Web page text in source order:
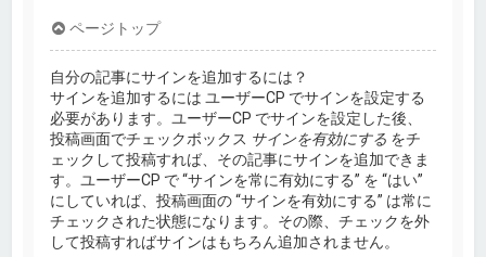
ページトップ
自分の記事にサインを追加するには？
サインを追加するには ユーザーCP でサインを設定する
必要があります。ユーザーCP でサインを設定した後、
投稿画面でチェックボックス サインを有効にする をチ
ェックして投稿すれば、その記事にサインを追加できま
す。ユーザーCP で “サインを常に有効にする” を “はい”
にしていれば、投稿画面の “サインを有効にする” は常に
チェックされた状態になります。その際、チェックを外
して投稿すればサインはもちろん追加されません。